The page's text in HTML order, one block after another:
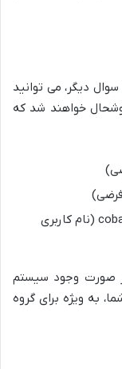
دیگر، می توانید
خواهند شد که
@cobacoba_sg (نام کاربری
صورت وجود سیستم
به ویژه برای گروه